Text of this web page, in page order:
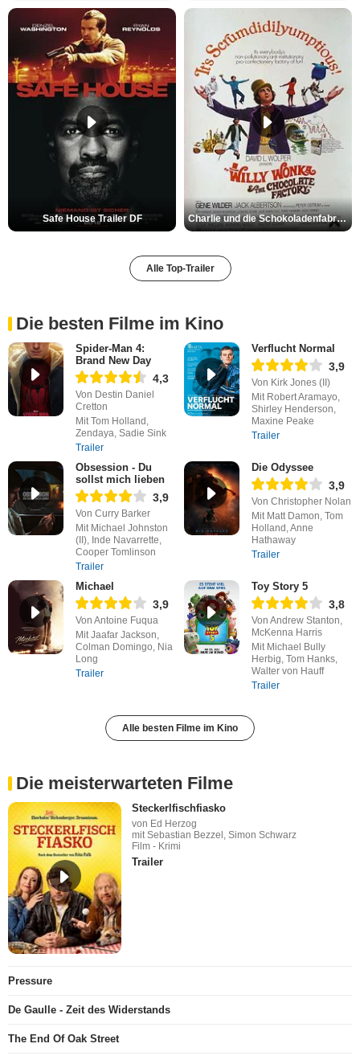
Safe House Trailer DF Charlie und die Schokoladenfabrik Trailer OV
Alle Top-Trailer
Die besten Filme im Kino
Spider-Man 4:
Brand New Day
4,3
Von Destin Daniel
Cretton
Mit Tom Holland,
Zendaya, Sadie Sink
Trailer
Verflucht Normal
3,9
Von Kirk Jones (II)
Mit Robert Aramayo,
Shirley Henderson,
Maxine Peake
Trailer
Obsession - Du
sollst mich lieben
3,9
Von Curry Barker
Mit Michael Johnston
(II), Inde Navarrette,
Cooper Tomlinson
Trailer
Die Odyssee
3,9
Von Christopher Nolan
Mit Matt Damon, Tom
Holland, Anne
Hathaway
Trailer
Michael
3,9
Von Antoine Fuqua
Mit Jaafar Jackson,
Colman Domingo, Nia
Long
Trailer
Toy Story 5
3,8
Von Andrew Stanton,
McKenna Harris
Mit Michael Bully
Herbig, Tom Hanks,
Walter von Hauff
Trailer
Alle besten Filme im Kino
Die meisterwarteten Filme
Steckerlfischfiasko
von Ed Herzog
mit Sebastian Bezzel, Simon Schwarz
Film - Krimi
Trailer
Pressure
De Gaulle - Zeit des Widerstands
The End Of Oak Street